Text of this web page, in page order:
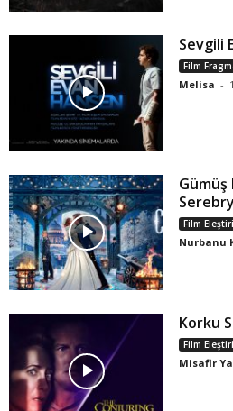
Sevgili
Film
Melisa -
Film
Nurbanu
Korku
Film
Misafir